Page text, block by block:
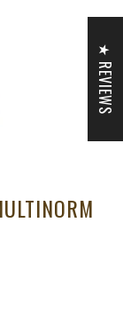
★ REVIEWS